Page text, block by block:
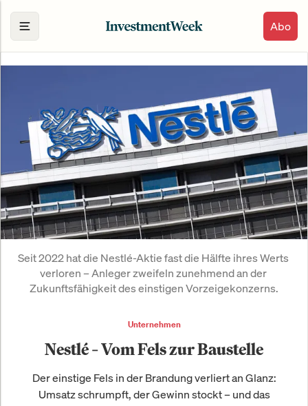
Abo
Unternehmen
Nestlé – Vom Fels zur Baustelle
Der einstige Fels in der Brandung verliert an Glanz:
Umsatz schrumpft, der Gewinn stockt – und das
Seit 2022 hat die Nestlé-Aktie fast die Hälfte ihres Werts
verloren – Anleger zweifeln zunehmend an der
Zukunftsfähigkeit des einstigen Vorzeigekonzerns.